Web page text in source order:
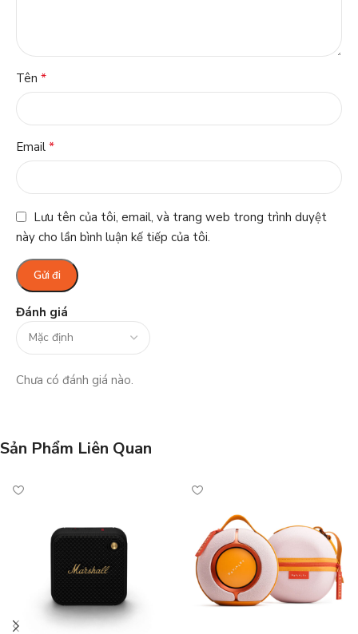
Đánh giá
Chưa có đánh giá nào.
Tên *
Email *
Lưu tên của tôi, email, và trang web trong trình duyệt
này cho lần bình luận kế tiếp của tôi.
Sản Phẩm Liên Quan